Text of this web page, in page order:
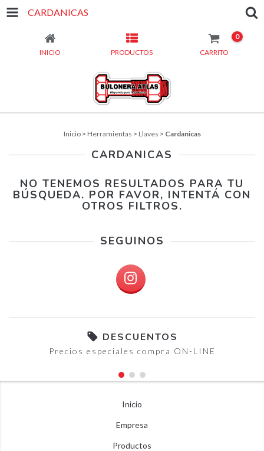
CARDANICAS
INICIO PRODUCTOS CARRITO
0
Inicio > Herramientas > Llaves > Cardanicas
CARDANICAS
NO TENEMOS RESULTADOS PARA TU
BÚSQUEDA. POR FAVOR, INTENTÁ CON
OTROS FILTROS.
SEGUINOS
DESCUENTOS
Precios especiales compra ON-LINE
Inicio
Empresa
Productos